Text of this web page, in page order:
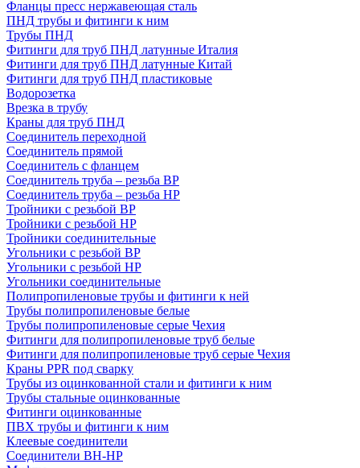
Фланцы пресс нержавеющая сталь
ПНД трубы и фитинги к ним
Трубы ПНД
Фитинги для труб ПНД латунные Италия
Фитинги для труб ПНД латунные Китай
Фитинги для труб ПНД пластиковые
Водорозетка
Врезка в трубу
Краны для труб ПНД
Соединитель переходной
Соединитель прямой
Соединитель с фланцем
Соединитель труба – резьба ВР
Соединитель труба – резьба НР
Тройники с резьбой ВР
Тройники с резьбой НР
Тройники соединительные
Угольники с резьбой ВР
Угольники с резьбой НР
Угольники соединительные
Полипропиленовые трубы и фитинги к ней
Трубы полипропиленовые белые
Трубы полипропиленовые серые Чехия
Фитинги для полипропиленовые труб белые
Фитинги для полипропиленовые труб серые Чехия
Краны PPR под сварку
Трубы из оцинкованной стали и фитинги к ним
Трубы стальные оцинкованные
Фитинги оцинкованные
ПВХ трубы и фитинги к ним
Клеевые соединители
Соединители ВН-НР